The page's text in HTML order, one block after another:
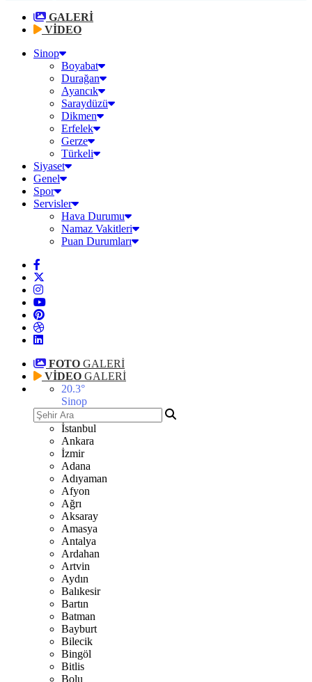
GALERİ
VİDEO
Sinop
Boyabat
Durağan
Ayancık
Saraydüzü
Dikmen
Erfelek
Gerze
Türkeli
Siyaset
Genel
Spor
Servisler
Hava Durumu
Namaz Vakitleri
Puan Durumları
FOTO GALERİ
VİDEO GALERİ
20.3°
Sinop
İstanbul
Ankara
İzmir
Adana
Adıyaman
Afyon
Ağrı
Aksaray
Amasya
Antalya
Ardahan
Artvin
Aydın
Balıkesir
Bartın
Batman
Bayburt
Bilecik
Bingöl
Bitlis
Bolu